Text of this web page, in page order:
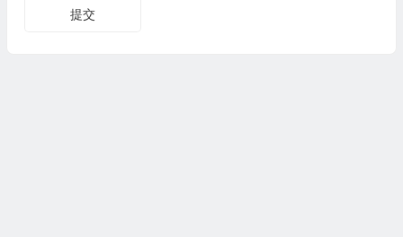
提交